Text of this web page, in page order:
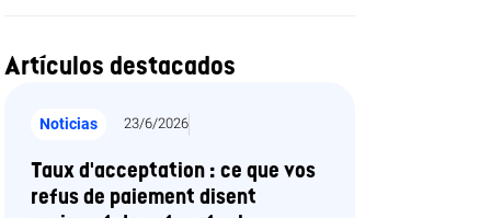
Artículos destacados
Noticias 23/6/2026
Taux d'acceptation : ce que vos
refus de paiement disent